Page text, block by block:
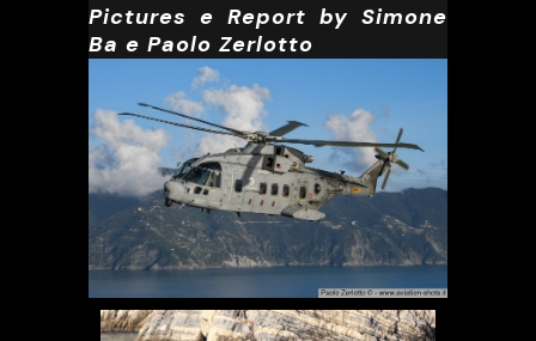
Pictures e Report by Simone
Ba e Paolo Zerlotto